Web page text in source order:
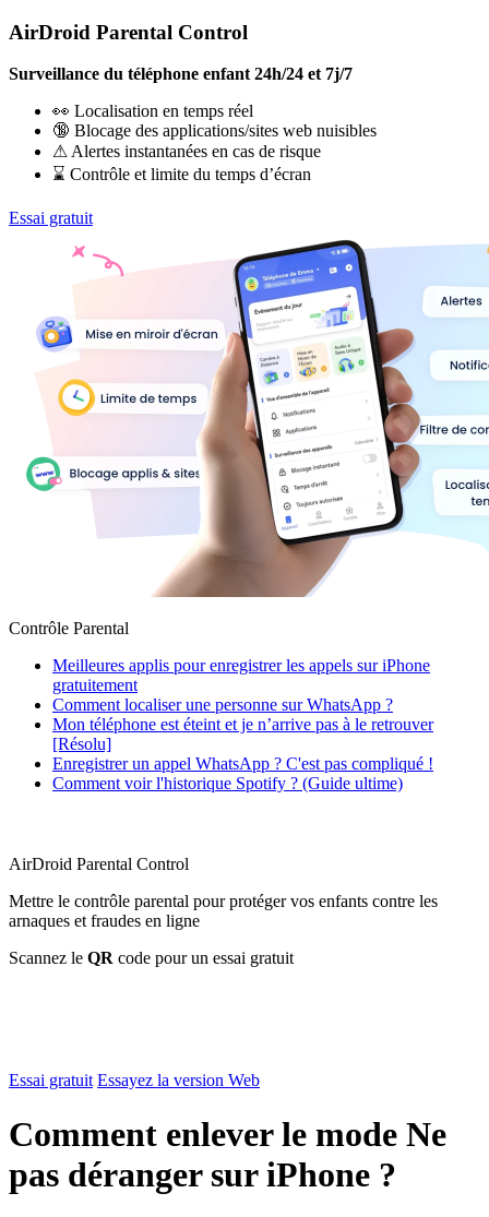
AirDroid Parental Control
Surveillance du téléphone enfant 24h/24 et 7j/7
👀 Localisation en temps réel
🔞 Blocage des applications/sites web nuisibles
⚠ Alertes instantanées en cas de risque
⌛ Contrôle et limite du temps d’écran
Essai gratuit
Contrôle Parental
Meilleures applis pour enregistrer les appels sur iPhone
gratuitement
Comment localiser une personne sur WhatsApp ?
Mon téléphone est éteint et je n’arrive pas à le retrouver
[Résolu]
Enregistrer un appel WhatsApp ? C'est pas compliqué !
Comment voir l'historique Spotify ? (Guide ultime)
AirDroid Parental Control
Mettre le contrôle parental pour protéger vos enfants contre les
arnaques et fraudes en ligne
Scannez le QR code pour un essai gratuit
Essai gratuit Essayez la version Web
Comment enlever le mode Ne
pas déranger sur iPhone ?